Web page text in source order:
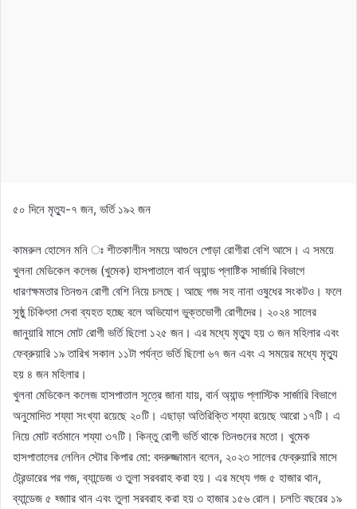
৫০ দিনে মৃত্যু-৭ জন, ভর্তি ১৯২ জন
কামরুল হোসেন মনি ঃ শীতকালীন সময়ে আগুনে পোড়া রোগীরা বেশি আসে। এ সময়ে
খুলনা মেডিকেল কলেজ (খুমেক) হাসপাতালে বার্ন অ্যান্ড প্লাষ্টিক সার্জারি বিভাগে
ধারণক্ষমতার তিনগুন রোগী বেশি নিয়ে চলছে। আছে গজ সহ নানা ওষুধের সংকটও। ফলে
সুষ্ঠু চিকিৎসা সেবা ব্যহত হচ্ছে বলে অভিযোগ ভুক্তভোগী রোগীদের। ২০২৪ সালের
জানুয়ারি মাসে মোট রোগী ভর্তি ছিলো ১২৫ জন। এর মধ্যে মৃত্যু হয় ৩ জন মহিলার এবং
ফেব্রুয়ারি ১৯ তারিখ সকাল ১১টা পর্যন্ত ভর্তি ছিলো ৬৭ জন এবং এ সময়ের মধ্যে মৃত্যু
হয় ৪ জন মহিলার।
খুলনা মেডিকেল কলেজ হাসপাতাল সূত্রে জানা যায়, বার্ন অ্যান্ড প্লাস্টিক সার্জারি বিভাগে
অনুমোদিত শয্যা সংখ্যা রয়েছে ২০টি। এছাড়া অতিরিক্তি শয্যা রয়েছে আরো ১৭টি। এ
নিয়ে মোট বর্তমানে শয্যা ৩৭টি। কিন্তু রোগী ভর্তি থাকে তিনগুনের মতো। খুমেক
হাসপাতালের লেলিন স্টোর কিপার মো: বদরুজ্জামান বলেন, ২০২৩ সালের ফেব্রুয়ারি মাসে
ট্রেন্ডারের পর গজ, ব্যান্ডেজ ও তুলা সরবরাহ করা হয়। এর মধ্যে গজ ৫ হাজার থান,
ব্যান্ডেজ ৫ হ্জাার থান এবং তুলা সরবরাহ করা হয় ৩ হাজার ১৫৬ রোল। চলতি বছরের ১৯